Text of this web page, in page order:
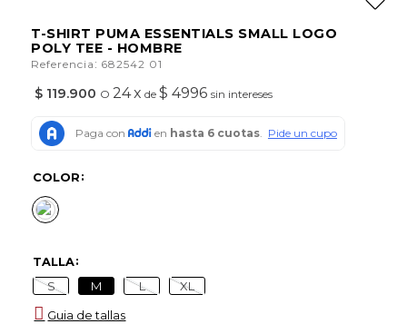
T-SHIRT PUMA ESSENTIALS SMALL LOGO
POLY TEE - HOMBRE
Referencia : 682542 01
$ 119.900 O 24x de$ 4996 sin intereses
COLOR
TALLA
S M L XL
Guia de tallas